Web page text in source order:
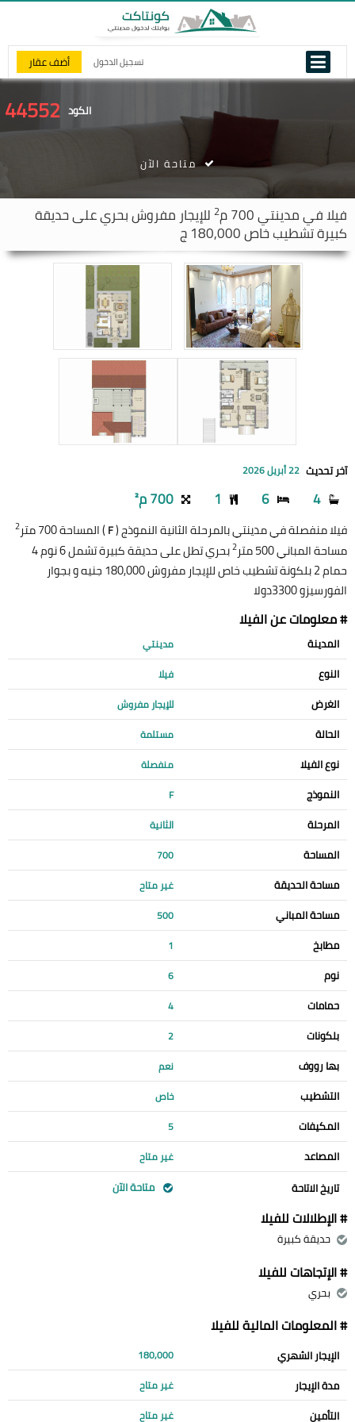
تسجيل الدخول أضف عقار
الكود 44552
فيلا فيمدينتي 2 للإيجار مفروش بحري على حديقة
كبيرة تشطيب خاص 180,000 ج
متاحة الآن
آخر تحديث 22 أبريل 2026
4
6
1 700 م²
فيلا منفصلة في مدينتي بالمرحلة الثانية النموذج (F) المساحة 700 متر 2
مساحة المباني 500 متر 2
بحري تطل على حديقة كبيرة تشمل 6 نوم 4
حمام 2 بلكونة تشطيب خاص للإيجار مفروش 180,000 جنيه و بجوار
الفورسيزو 3300دولا
# معلومات عن الفيلا
المدينة مدينتي
النوع فيلا
الغرض للإيجار مفروش
الحالة مستلمة
نوع الفيلا منفصلة
النموذج F
المرحلة الثانية
المساحة 700
مساحة الحديقة غير متاح
مساحة المباني 500
مطابخ 1
نوم 6
حمامات 4
بلكونات 2
بها رووف نعم
التشطيب خاص
المكيفات 5
المصاعد غير متاح
تاريخ الاتاحة متاحة الآن
# الإطلالات للفيلا
حديقة كبيرة
# الإتجاهات للفيلا
بحري
# المعلومات المالية للفيلا
الإيجار الشهري 180,000
مدة الإيجار غير متاح
التأمين غير متاح